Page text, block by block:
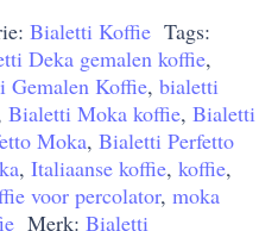
Bialetti Koffie Tags:
Deka gemalen koffie,
Gemalen Koffie,bialetti
Bialetti Moka koffie,Bialetti
Moka,Bialetti Perfetto
,Italiaanse koffie,koffie,
voor percolator,moka
Merk:Bialetti